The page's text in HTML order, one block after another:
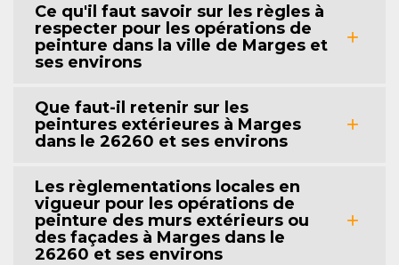
Ce qu'il faut savoir sur les règles à
respecter pour les opérations de
peinture dans la ville de Marges et
ses environs
Que faut-il retenir sur les
peintures extérieures à Marges
dans le 26260 et ses environs
Les règlementations locales en
vigueur pour les opérations de
peinture des murs extérieurs ou
des façades à Marges dans le
26260 et ses environs